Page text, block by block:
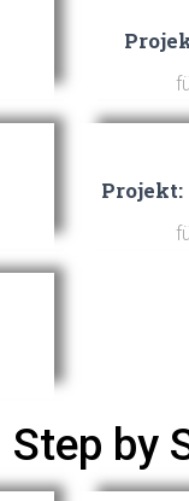
Step by